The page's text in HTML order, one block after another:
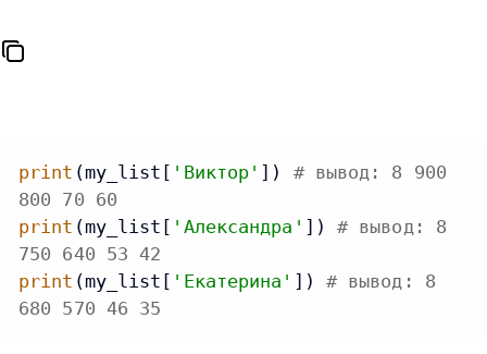
print (my_list[ 'Виктор' ]) # вывод: 8 900
800 70 60
print (my_list[ 'Александра' ]) # вывод: 8
750 640 53 42
print (my_list[ 'Екатерина' ]) # вывод: 8
680 570 46 35